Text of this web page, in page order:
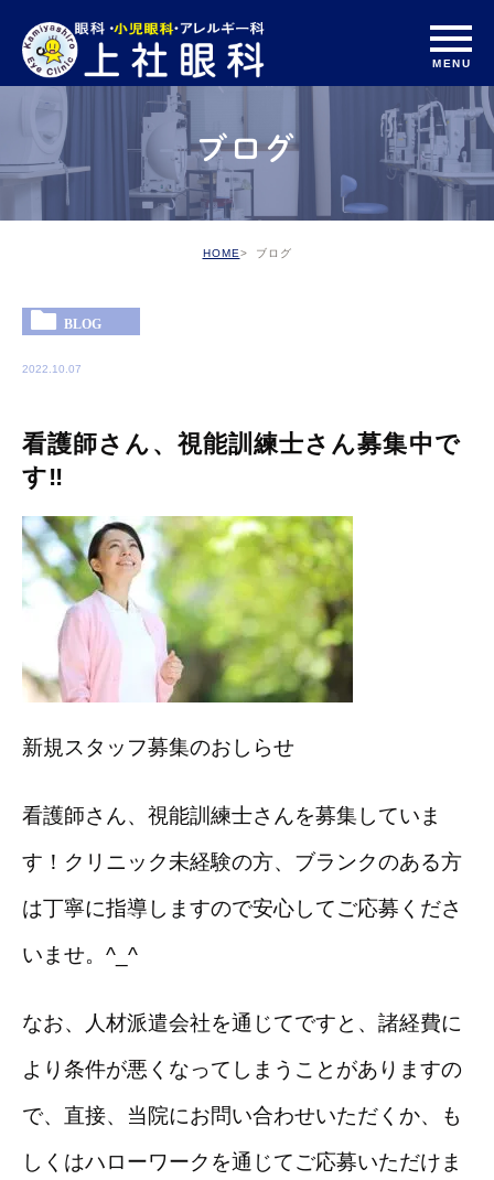
ブログ
HOME ブログ
BLOG
2022.10.07
看護師さん、視能訓練士さん募集中で
す‼
新規スタッフ募集のおしらせ
看護師さん、視能訓練士さんを募集していま
す！クリニック未経験の方、ブランクのある方
は丁寧に指導しますので安心してご応募くださ
いませ。^_^
なお、人材派遣会社を通じてですと、諸経費に
より条件が悪くなってしまうことがありますの
で、直接、当院にお問い合わせいただくか、も
しくはハローワークを通じてご応募いただけま